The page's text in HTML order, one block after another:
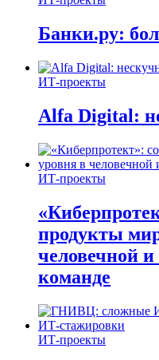
Банки.ру:
ИТ-проекты
Alfa Digital:
ИТ-проекты
продукты
человечной
команде
ИТ-проекты